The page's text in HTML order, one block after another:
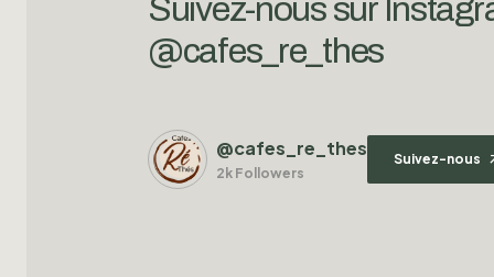
Suivez-nous sur
@cafes_re_thes
@cafes_re_thes
2k Followers
Suivez-nous